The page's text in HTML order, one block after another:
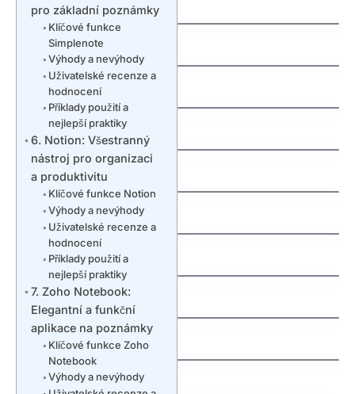
pro základní poznámky
Klíčové funkce
Simplenote
Výhody a nevýhody
Uživatelské recenze a
hodnocení
Příklady použití a
nejlepší praktiky
6. Notion: Všestranný
nástroj pro organizaci
a produktivitu
Klíčové funkce Notion
Výhody a nevýhody
Uživatelské recenze a
hodnocení
Příklady použití a
nejlepší praktiky
7. Zoho Notebook:
Elegantní a funkční
aplikace na poznámky
Klíčové funkce Zoho
Notebook
Výhody a nevýhody